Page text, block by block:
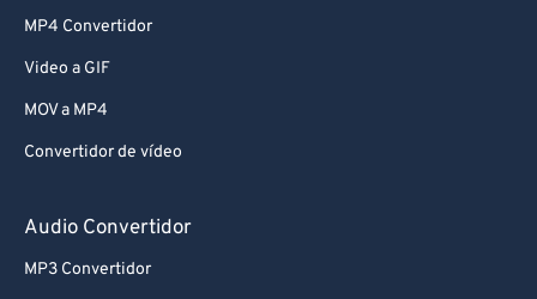
MP4 Convertidor
Video a GIF
MOV a MP4
Convertidor de vídeo
Audio Convertidor
MP3 Convertidor